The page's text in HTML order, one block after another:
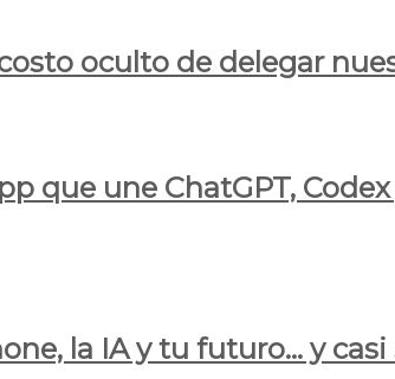
oculto de delegar
que une ChatGPT,
la IA y tu futuro… y